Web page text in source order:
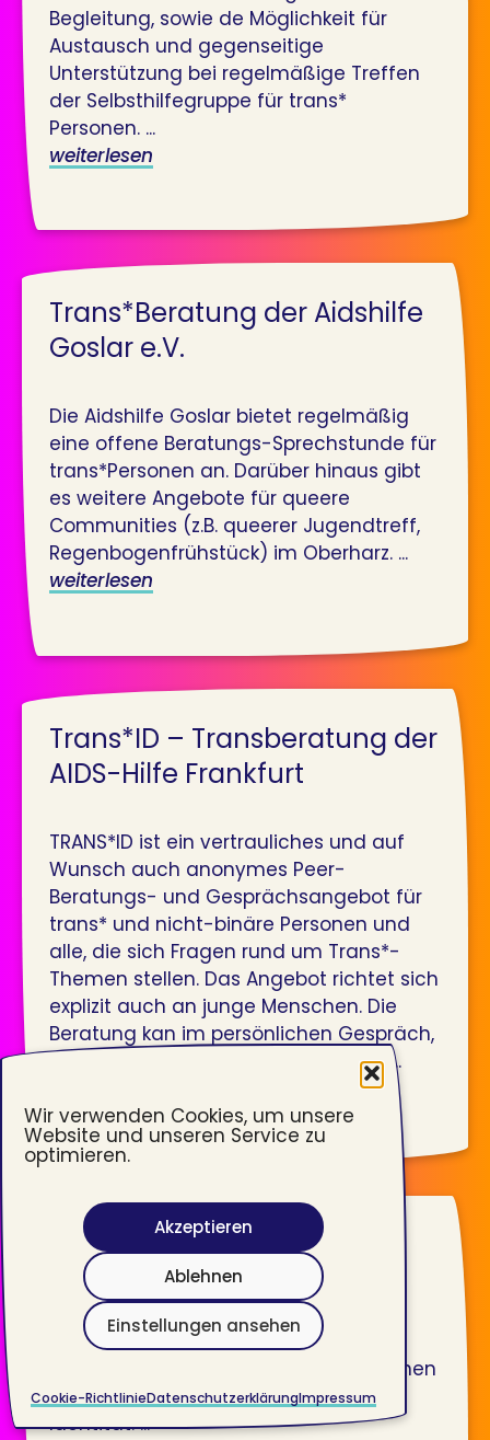
Wir verwenden Cookies, um unsere
Website und unseren Service zu
optimieren.
Akzeptieren
Ablehnen
Einstellungen ansehen
Cookie-RichtlinieDatenschutzerklärungImpressum
Begleitung, sowie de Möglichkeit für
Austausch und gegenseitige
Unterstützung bei regelmäßige Treffen
der Selbsthilfegruppe für trans*
Personen. ...
weiterlesen
Trans*Beratung der Aidshilfe
Goslar e.V.
Die Aidshilfe Goslar bietet regelmäßig
eine offene Beratungs-Sprechstunde für
trans*Personen an. Darüber hinaus gibt
es weitere Angebote für queere
Communities (z.B. queerer Jugendtreff,
Regenbogenfrühstück) im Oberharz. ...
weiterlesen
Trans*ID – Transberatung der
AIDS-Hilfe Frankfurt
TRANS*ID ist ein vertrauliches und auf
Wunsch auch anonymes Peer-
Beratungs- und Gesprächsangebot für
trans* und nicht-binäre Personen und
alle, die sich Fragen rund um Trans*-
Themen stellen. Das Angebot richtet sich
explizit auch an junge Menschen. Die
Beratung kan im persönlichen Gespräch,
am Telefon oder online stattfinden. ...
Trans*Beratung Hanau
Die Trans*Beratung Hanau bietet
kostenlose Beratung für trans* und
nicht-binäre Personen und alle Personen
mit Fragen zu ihrer geschlechtlichen
Identität. ...